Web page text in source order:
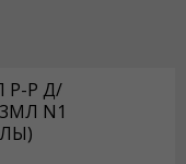
Р-Р Д/
N1